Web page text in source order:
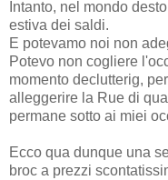
Intanto, nel mondo
estiva dei saldi.
E potevamo noi non
Potevo non cogliere
momento declutterig,
alleggerire la Rue di
permane sotto ai miei
Ecco qua dunque una
broc a prezzi